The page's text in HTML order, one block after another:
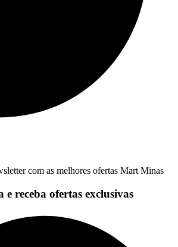
com as melhores ofertas Mart Minas
e receba ofertas exclusivas